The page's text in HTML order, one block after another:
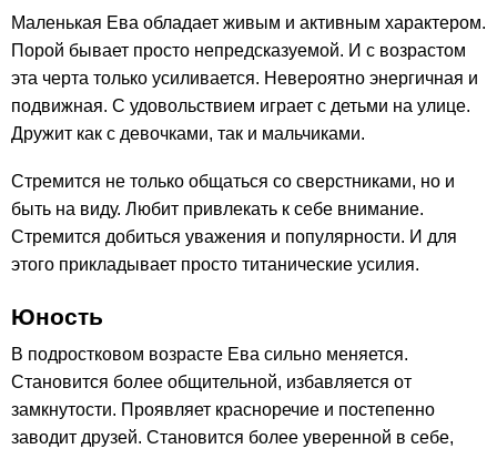
Маленькая Ева обладает живым и активным характером.
Порой бывает просто непредсказуемой. И с возрастом
эта черта только усиливается. Невероятно энергичная и
подвижная. С удовольствием играет с детьми на улице.
Дружит как с девочками, так и мальчиками.
Стремится не только общаться со сверстниками, но и
быть на виду. Любит привлекать к себе внимание.
Стремится добиться уважения и популярности. И для
этого прикладывает просто титанические усилия.
Юность
В подростковом возрасте Ева сильно меняется.
Становится более общительной, избавляется от
замкнутости. Проявляет красноречие и постепенно
заводит друзей. Становится более уверенной в себе,